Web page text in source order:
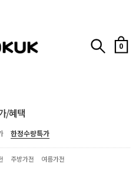
0
/혜택
한정수량특가
주방가전 여름가전